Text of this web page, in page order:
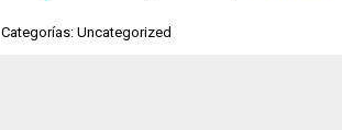
Categorías: Uncategorized